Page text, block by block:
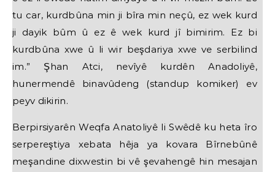
tu car, kurdbûna min ji bîra min neçû, ez wek kurd
ji dayik bûm û ez ê wek kurd jî bimirim. Ez bi
kurdbûna xwe û li wir beşdariya xwe ve serbilind
im.” Şhan Atci, nevîyê kurdên Anadoliyê,
hunermendê binavûdeng (standup komiker) ev
peyv dikirin.
Berpirsiyarên Weqfa Anatoliyê li Swêdê ku heta îro
serpereştiya xebata hêja ya kovara Bîrnebûnê
meşandine dixwestin bi vê şevahengê hin mesajan